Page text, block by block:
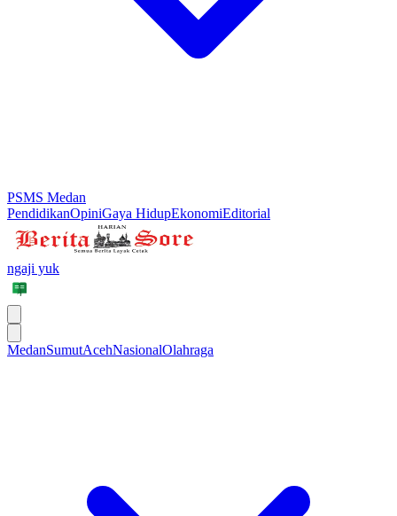
PSMS Medan
PendidikanOpiniGaya HidupEkonomiEditorial
ngaji yuk
MedanSumutAcehNasionalOlahraga